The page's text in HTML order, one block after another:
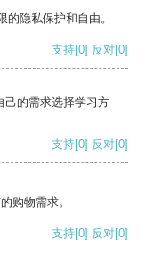
隐私保护和自由。
支持[0] 反对[0]
己的需求选择学习方
支持[0] 反对[0]
购物需求。
支持[0] 反对[0]